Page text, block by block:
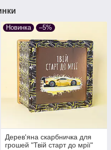
Новинка –5%
Дерев'яна скарбничка для
грошей "Твій старт до мрії"